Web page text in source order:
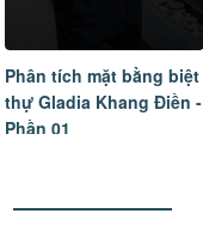
Phân tích mặt bằng biệt
thự Gladia Khang Điền -
Phần 02